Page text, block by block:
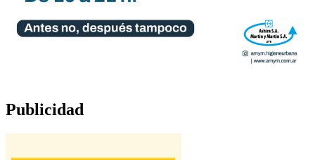
Publicidad